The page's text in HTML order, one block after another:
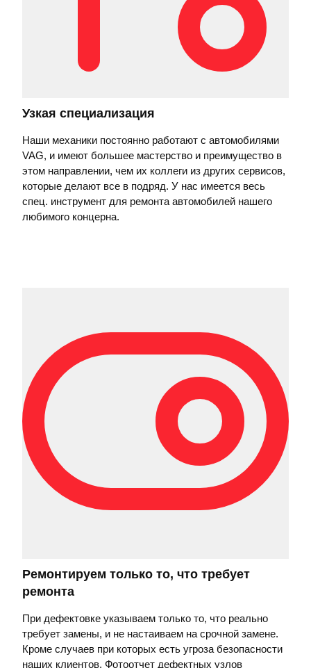
Узкая специализация
Наши механики постоянно работают с автомобилями
VAG, и имеют большее мастерство и преимущество в
этом направлении, чем их коллеги из других сервисов,
которые делают все в подряд. У нас имеется весь
спец. инструмент для ремонта автомобилей нашего
любимого концерна.
Ремонтируем только то, что требует
ремонта
При дефектовке указываем только то, что реально
требует замены, и не настаиваем на срочной замене.
Кроме случаев при которых есть угроза безопасности
наших клиентов. Фотоотчет дефектных узлов